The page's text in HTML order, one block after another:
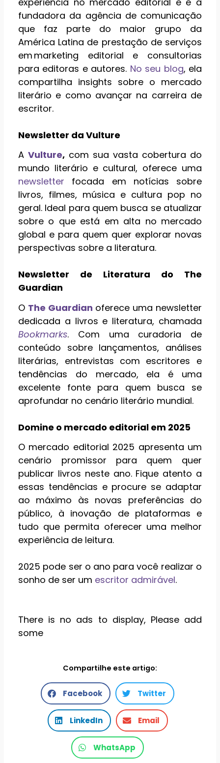
fundadora da agência de comunicação
que faz parte do maior grupo da
América Latina de prestação de serviços
em marketing editorial e consultorias
para editoras e autores. No seu blog, ela
compartilha insights sobre o mercado
literário e como avançar na carreira de
escritor.
Newsletter da Vulture
AVulture, com sua vasta cobertura do
mundo literário e cultural, oferece uma
newsletter focada em notícias sobre
livros, filmes, música e cultura pop no
geral. Ideal para quem busca se atualizar
sobre o que está em alta no mercado
global e para quem quer explorar novas
perspectivas sobre a literatura.
Newsletter de Literatura do The
Guardian
O The Guardian oferece uma newsletter
dedicada a livros e literatura, chamada
Bookmarks. Com uma curadoria de
conteúdo sobre lançamentos, análises
literárias, entrevistas com escritores e
tendências do mercado, ela é uma
excelente fonte para quem busca se
aprofundar no cenário literário mundial.
Domine o mercado editorial em 2025
O mercado editorial 2025 apresenta um
cenário promissor para quem quer
publicar livros neste ano. Fique atento a
essas tendências e procure se adaptar
ao máximo às novas preferências do
público, à inovação de plataformas e
tudo que permita oferecer uma melhor
experiência de leitura.
2025 pode ser o ano para você realizar o
sonho de ser um escritor admirável.
There is no ads to display, Please add
some
Compartilhe este artigo:
Facebook Twitter
LinkedIn Email
WhatsApp